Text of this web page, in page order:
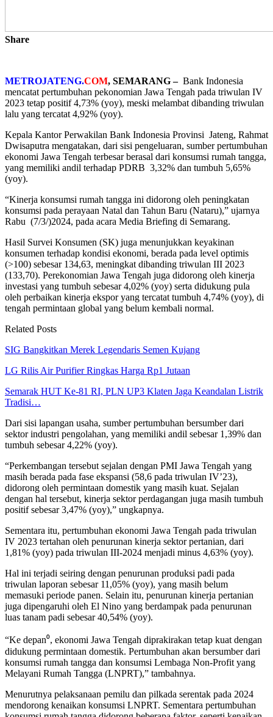
Share
METROJATENG.COM, SEMARANG – Bank Indonesia
mencatat pertumbuhan pekonomian Jawa Tengah pada triwulan IV
2023 tetap positif 4,73% (yoy), meski melambat dibanding triwulan
lalu yang tercatat 4,92% (yoy).
Kepala Kantor Perwakilan Bank Indonesia Provinsi Jateng, Rahmat
Dwisaputra mengatakan, dari sisi pengeluaran, sumber pertumbuhan
ekonomi Jawa Tengah terbesar berasal dari konsumsi rumah tangga,
yang memiliki andil terhadap PDRB 3,32% dan tumbuh 5,65%
(yoy).
“Kinerja konsumsi rumah tangga ini didorong oleh peningkatan
konsumsi pada perayaan Natal dan Tahun Baru (Nataru),” ujarnya
Rabu (7/3/)2024, pada acara Media Briefing di Semarang.
Hasil Survei Konsumen (SK) juga menunjukkan keyakinan
konsumen terhadap kondisi ekonomi, berada pada level optimis
(>100) sebesar 134,63, meningkat dibanding triwulan III 2023
(133,70). Perekonomian Jawa Tengah juga didorong oleh kinerja
investasi yang tumbuh sebesar 4,02% (yoy) serta didukung pula
oleh perbaikan kinerja ekspor yang tercatat tumbuh 4,74% (yoy), di
tengah permintaan global yang belum kembali normal.
Related Posts
SIG Bangkitkan Merek Legendaris Semen Kujang
LG Rilis Air Purifier Ringkas Harga Rp1 Jutaan
Semarak HUT Ke-81 RI, PLN UP3 Klaten Jaga Keandalan Listrik
Tradisi…
Dari sisi lapangan usaha, sumber pertumbuhan bersumber dari
sektor industri pengolahan, yang memiliki andil sebesar 1,39% dan
tumbuh sebesar 4,22% (yoy).
“Perkembangan tersebut sejalan dengan PMI Jawa Tengah yang
masih berada pada fase ekspansi (58,6 pada triwulan IV’23),
didorong oleh permintaan domestik yang masih kuat. Sejalan
dengan hal tersebut, kinerja sektor perdagangan juga masih tumbuh
positif sebesar 3,47% (yoy),” ungkapnya.
Sementara itu, pertumbuhan ekonomi Jawa Tengah pada triwulan
IV 2023 tertahan oleh penurunan kinerja sektor pertanian, dari
1,81% (yoy) pada triwulan III-2024 menjadi minus 4,63% (yoy).
Hal ini terjadi seiring dengan penurunan produksi padi pada
triwulan laporan sebesar 11,05% (yoy), yang masih belum
memasuki periode panen. Selain itu, penurunan kinerja pertanian
juga dipengaruhi oleh El Nino yang berdampak pada penurunan
luas tanam padi sebesar 40,54% (yoy).
“Ke depan⁰, ekonomi Jawa Tengah diprakirakan tetap kuat dengan
didukung permintaan domestik. Pertumbuhan akan bersumber dari
konsumsi rumah tangga dan konsumsi Lembaga Non-Profit yang
Melayani Rumah Tangga (LNPRT),” tambahnya.
Menurutnya pelaksanaan pemilu dan pilkada serentak pada 2024
mendorong kenaikan konsumsi LNPRT. Sementara pertumbuhan